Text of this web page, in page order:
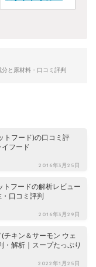
と原材料・口コミ評判
トフード)の口コミ評
フード
2016年3月25日
トフードの解析レビュー
・口コミ評判
2016年3月29日
チキン＆サーモン ウェ
・解析｜スープたっぷり
2022年1月25日